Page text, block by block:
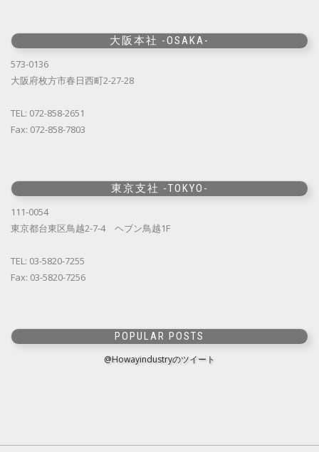
大阪本社 -OSAKA-
573-0136
大阪府枚方市春日西町2-27-28
TEL: 072-858-2651
Fax: 072-858-7803
東京支社 -TOKYO-
111-0054
東京都台東区鳥越2-7-4 ヘブン鳥越1F
TEL: 03-5820-7255
Fax: 03-5820-7256
POPULAR POSTS
@Howayindustryのツイート